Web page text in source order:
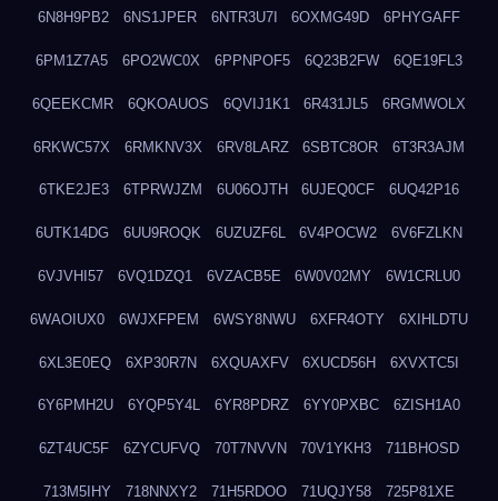
6N8H9PB2 6NS1JPER 6NTR3U7I 6OXMG49D 6PHYGAFF
6PM1Z7A5 6PO2WC0X 6PPNPOF5 6Q23B2FW 6QE19FL3
6QEEKCMR 6QKOAUOS 6QVIJ1K1 6R431JL5 6RGMWOLX
6RKWC57X 6RMKNV3X 6RV8LARZ 6SBTC8OR 6T3R3AJM
6TKE2JE3 6TPRWJZM 6U06OJTH 6UJEQ0CF 6UQ42P16
6UTK14DG 6UU9ROQK 6UZUZF6L 6V4POCW2 6V6FZLKN
6VJVHI57 6VQ1DZQ1 6VZACB5E 6W0V02MY 6W1CRLU0
6WAOIUX0 6WJXFPEM 6WSY8NWU 6XFR4OTY 6XIHLDTU
6XL3E0EQ 6XP30R7N 6XQUAXFV 6XUCD56H 6XVXTC5I
6Y6PMH2U 6YQP5Y4L 6YR8PDRZ 6YY0PXBC 6ZISH1A0
6ZT4UC5F 6ZYCUFVQ 70T7NVVN 70V1YKH3 711BHOSD
713M5IHY 718NNXY2 71H5RDOO 71UQJY58 725P81XE